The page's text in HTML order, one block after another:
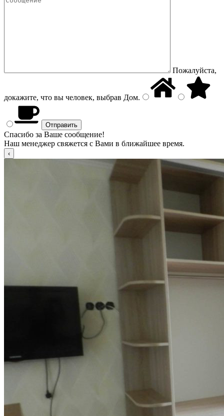
Пожалуйста,
докажите, что вы человек, выбрав Дом.
Спасибо за Ваше сообщение!
Наш менеджер свяжется с Вами в ближайшее время.